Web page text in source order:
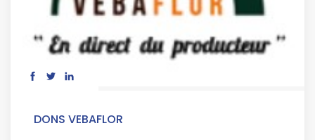
DONS VEBAFLOR